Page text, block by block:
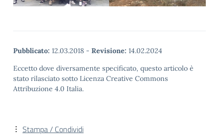
Pubblicato: 12.03.2018 - Revisione: 14.02.2024
Eccetto dove diversamente specificato, questo articolo è
stato rilasciato sotto Licenza Creative Commons
Attribuzione 4.0 Italia.
Stampa / Condividi